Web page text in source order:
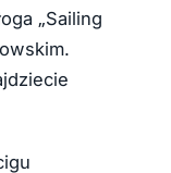
„Sailing